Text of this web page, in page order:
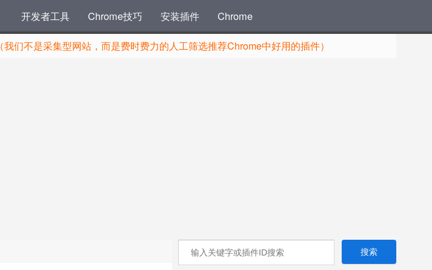
开发者工具 Chrome技巧 安装插件 Chrome
（我们不是采集型网站，而是费时费力的人工筛选推荐Chrome中好用的插件）